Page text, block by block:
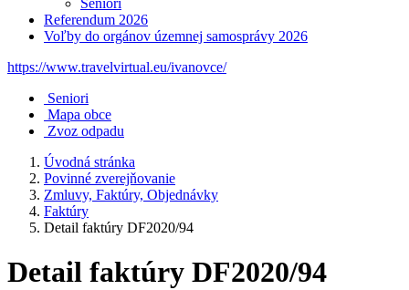
Seniori
Referendum 2026
Voľby do orgánov územnej samosprávy 2026
https://www.travelvirtual.eu/ivanovce/
Seniori
Mapa obce
Zvoz odpadu
Úvodná stránka
Povinné zverejňovanie
Zmluvy, Faktúry, Objednávky
Faktúry
Detail faktúry DF2020/94
Detail faktúry DF2020/94